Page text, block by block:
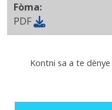
Fòma:
PDF
Kontni sa a te